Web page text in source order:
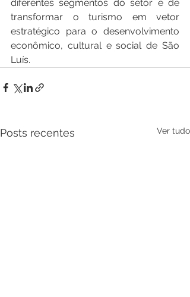
diferentes segmentos do setor e de
transformar o turismo em vetor
estratégico para o desenvolvimento
econômico, cultural e social de São
Luís.
Posts recentes Ver tudo